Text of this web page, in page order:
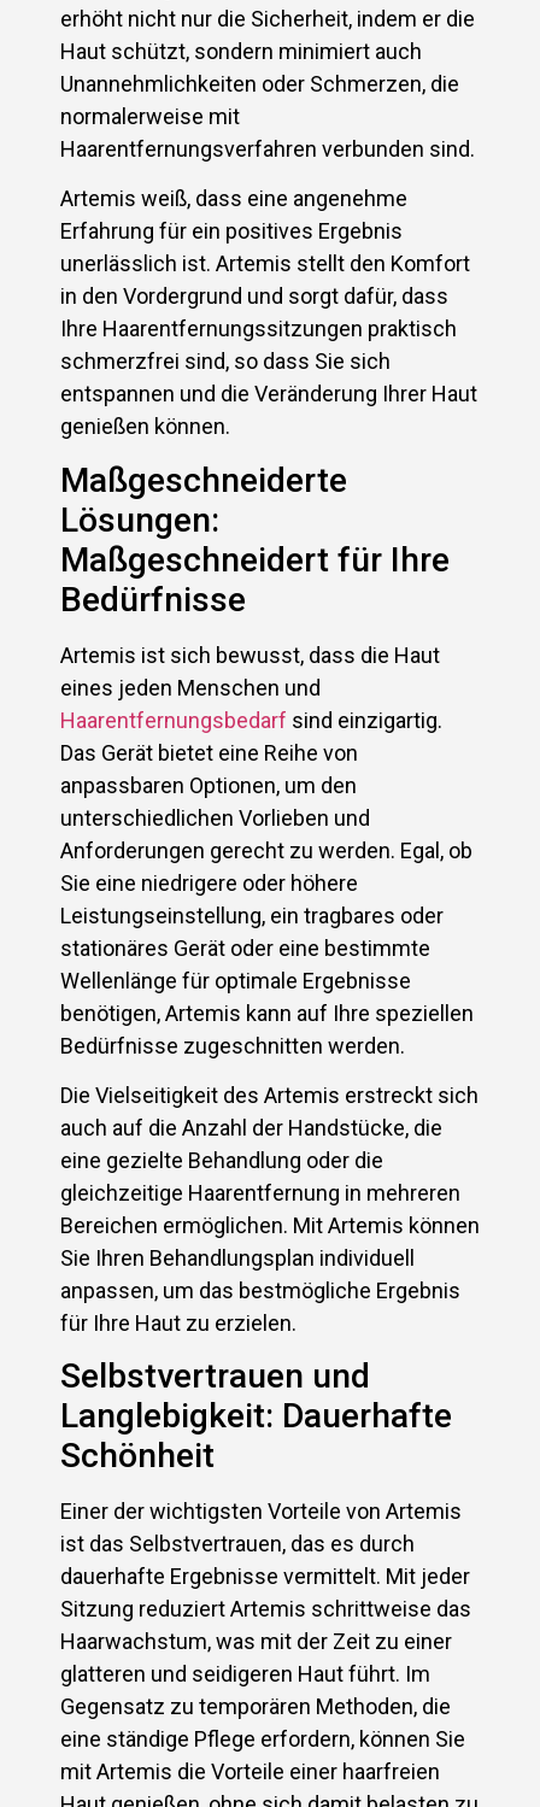
erhöht nicht nur die Sicherheit, indem er die
Haut schützt, sondern minimiert auch
Unannehmlichkeiten oder Schmerzen, die
normalerweise mit
Haarentfernungsverfahren verbunden sind.
Artemis weiß, dass eine angenehme
Erfahrung für ein positives Ergebnis
unerlässlich ist. Artemis stellt den Komfort
in den Vordergrund und sorgt dafür, dass
Ihre Haarentfernungssitzungen praktisch
schmerzfrei sind, so dass Sie sich
entspannen und die Veränderung Ihrer Haut
genießen können.
Maßgeschneiderte
Lösungen:
Maßgeschneidert für Ihre
Bedürfnisse
Artemis ist sich bewusst, dass die Haut
eines jeden Menschen und
Haarentfernungsbedarf sind einzigartig.
Das Gerät bietet eine Reihe von
anpassbaren Optionen, um den
unterschiedlichen Vorlieben und
Anforderungen gerecht zu werden. Egal, ob
Sie eine niedrigere oder höhere
Leistungseinstellung, ein tragbares oder
stationäres Gerät oder eine bestimmte
Wellenlänge für optimale Ergebnisse
benötigen, Artemis kann auf Ihre speziellen
Bedürfnisse zugeschnitten werden.
Die Vielseitigkeit des Artemis erstreckt sich
auch auf die Anzahl der Handstücke, die
eine gezielte Behandlung oder die
gleichzeitige Haarentfernung in mehreren
Bereichen ermöglichen. Mit Artemis können
Sie Ihren Behandlungsplan individuell
anpassen, um das bestmögliche Ergebnis
für Ihre Haut zu erzielen.
Selbstvertrauen und
Langlebigkeit: Dauerhafte
Schönheit
Einer der wichtigsten Vorteile von Artemis
ist das Selbstvertrauen, das es durch
dauerhafte Ergebnisse vermittelt. Mit jeder
Sitzung reduziert Artemis schrittweise das
Haarwachstum, was mit der Zeit zu einer
glatteren und seidigeren Haut führt. Im
Gegensatz zu temporären Methoden, die
eine ständige Pflege erfordern, können Sie
mit Artemis die Vorteile einer haarfreien